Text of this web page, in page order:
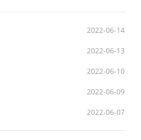
2022-06-14
2022-06-13
2022-06-10
2022-06-09
2022-06-07